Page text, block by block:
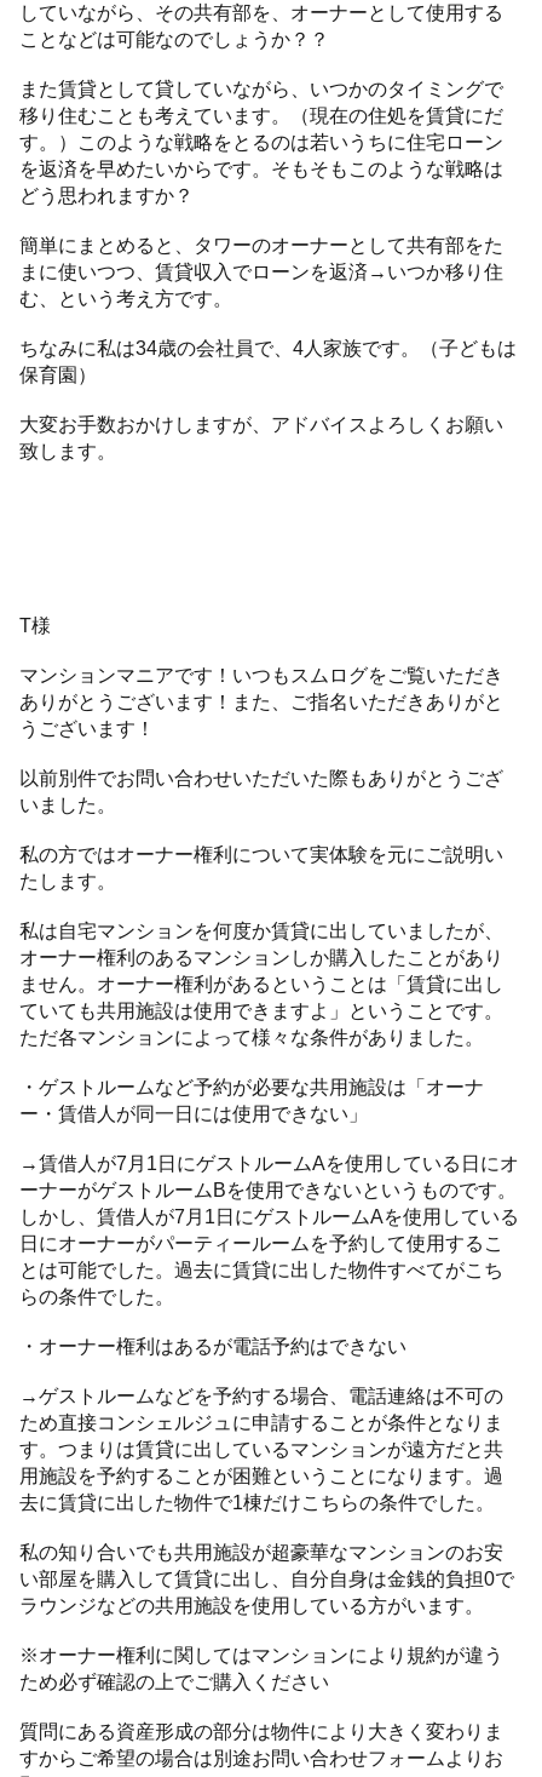
していながら、その共有部を、オーナーとして使用する
ことなどは可能なのでしょうか？？
また賃貸として貸していながら、いつかのタイミングで
移り住むことも考えています。（現在の住処を賃貸にだ
す。）このような戦略をとるのは若いうちに住宅ローン
を返済を早めたいからです。そもそもこのような戦略は
どう思われますか？
簡単にまとめると、タワーのオーナーとして共有部をた
まに使いつつ、賃貸収入でローンを返済→いつか移り住
む、という考え方です。
ちなみに私は34歳の会社員で、4人家族です。（子どもは
保育園）
大変お手数おかけしますが、アドバイスよろしくお願い
致します。
T様
マンションマニアです！いつもスムログをご覧いただき
ありがとうございます！また、ご指名いただきありがと
うございます！
以前別件でお問い合わせいただいた際もありがとうござ
いました。
私の方ではオーナー権利について実体験を元にご説明い
たします。
私は自宅マンションを何度か賃貸に出していましたが、
オーナー権利のあるマンションしか購入したことがあり
ません。オーナー権利があるということは「賃貸に出し
ていても共用施設は使用できますよ」ということです。
ただ各マンションによって様々な条件がありました。
・ゲストルームなど予約が必要な共用施設は「オーナ
ー・賃借人が同一日には使用できない」
→賃借人が7月1日にゲストルームAを使用している日にオ
ーナーがゲストルームBを使用できないというものです。
しかし、賃借人が7月1日にゲストルームAを使用している
日にオーナーがパーティールームを予約して使用するこ
とは可能でした。過去に賃貸に出した物件すべてがこち
らの条件でした。
・オーナー権利はあるが電話予約はできない
→ゲストルームなどを予約する場合、電話連絡は不可の
ため直接コンシェルジュに申請することが条件となりま
す。つまりは賃貸に出しているマンションが遠方だと共
用施設を予約することが困難ということになります。過
去に賃貸に出した物件で1棟だけこちらの条件でした。
私の知り合いでも共用施設が超豪華なマンションのお安
い部屋を購入して賃貸に出し、自分自身は金銭的負担0で
ラウンジなどの共用施設を使用している方がいます。
※オーナー権利に関してはマンションにより規約が違う
ため必ず確認の上でご購入ください
質問にある資産形成の部分は物件により大きく変わりま
すからご希望の場合は別途お問い合わせフォームよりお